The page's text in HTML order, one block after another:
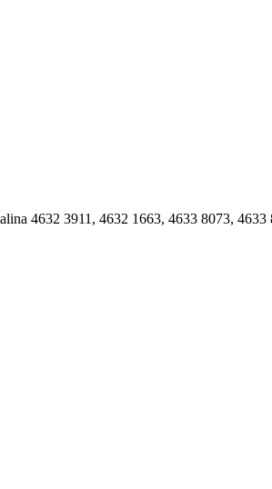
4632 3911, 4632 1663, 4633 8073, 4633